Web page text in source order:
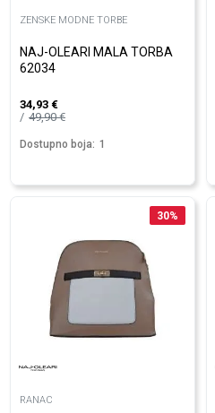
ZENSKE MODNE TORBE
NAJ-OLEARI MALA TORBA
62034
34,93 €
49,90€
Dostupno boja: 1
30%
RANAC